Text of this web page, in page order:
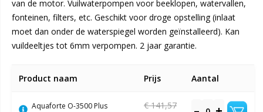
van de motor. Vuilwaterpompen voor beeklopen, watervallen,
fonteinen, filters, etc. Geschikt voor droge opstelling (inlaat
moet dan onder de waterspiegel worden geïnstalleerd). Kan
vuildeeltjes tot 6mm verpompen. 2 jaar garantie.
productitems
Product naam Prijs Aantal
Aquaforte O-3500 Plus € 141,57